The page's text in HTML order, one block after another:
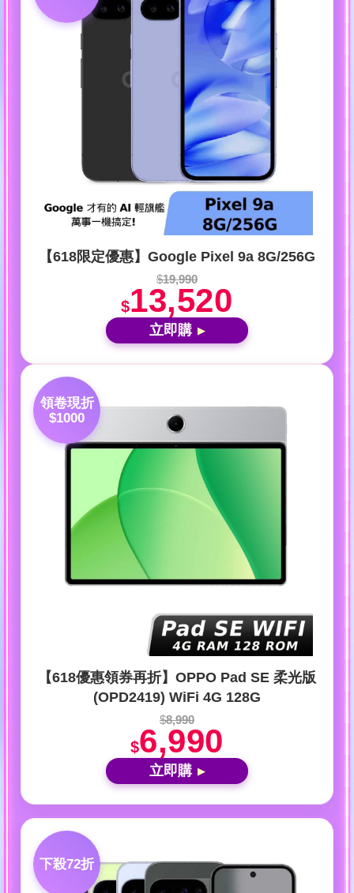
【618限定優惠】Google Pixel 9a 8G/256G
$19,990
$13,520
立即購 ▶
領卷現折
$1000
【618優惠領券再折】OPPO Pad SE 柔光版
(OPD2419) WiFi 4G 128G
$8,990
$6,990
立即購 ▶
下殺72折